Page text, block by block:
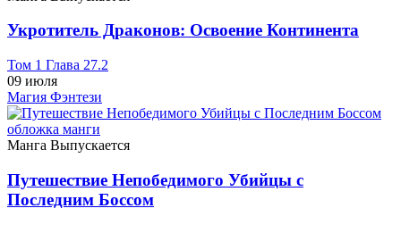
Укротитель Драконов: Освоение Континента
Том 1 Глава 27.2
09 июля
Магия Фэнтези
Манга Выпускается
Путешествие Непобедимого Убийцы с
Последним Боссом